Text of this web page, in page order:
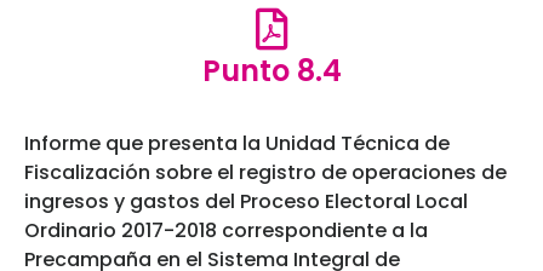
Punto 8.4
Informe que presenta la Unidad Técnica de
Fiscalización sobre el registro de operaciones de
ingresos y gastos del Proceso Electoral Local
Ordinario 2017-2018 correspondiente a la
Precampaña en el Sistema Integral de